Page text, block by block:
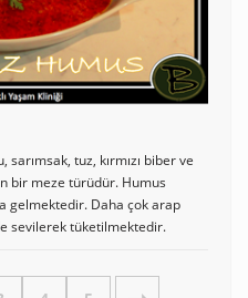
tuz, kırmızı biber ve
bir meze türüdür. Humus
gelmektedir. Daha çok arap
sevilerek tüketilmektedir.